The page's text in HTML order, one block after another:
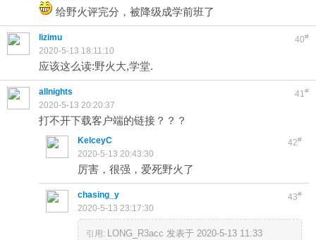
给野火评完分，被降级成学前班了
40#
lizimu
2020-5-13 18:11:10
应该这么读:野火大,学堂.
41 #
allnights
2020-5-13 20:20:37
打不开下载客户端的链接？？？
42#
KelceyC
2020-5-13 20:43:30
厉害，很强，爱死野火了
43#
chasing_y
2020-5-13 23:17:30
引用: LONG_R3acc 发表于 2020-5-13 11:33